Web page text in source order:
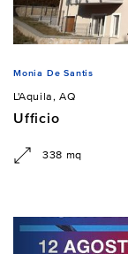
Monia De Santis
L'Aquila, AQ
Ufficio
338 mq